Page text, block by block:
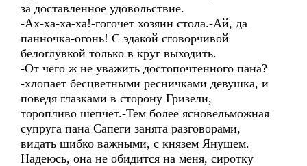
за доставленное удовольствие.
-Ах-ха-ха-ха!-гогочет хозяин стола.-Ай, да
панночка-огонь! С эдакой сговорчивой
белоглувкой только в круг выходить.
-От чего ж не уважить достопочтенного пана?
-хлопает бесцветными ресничками девушка, и
поведя глазками в сторону Гризели,
торопливо шепчет.-Тем более ясновельможная
супруга пана Сапеги занята разговорами,
видать шибко важными, с князем Янушем.
Надеюсь, она не обидится на меня, сиротку